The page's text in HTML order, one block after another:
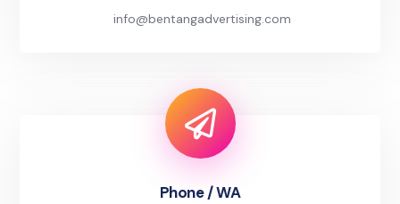
info@bentangadvertising.com
Phone / WA